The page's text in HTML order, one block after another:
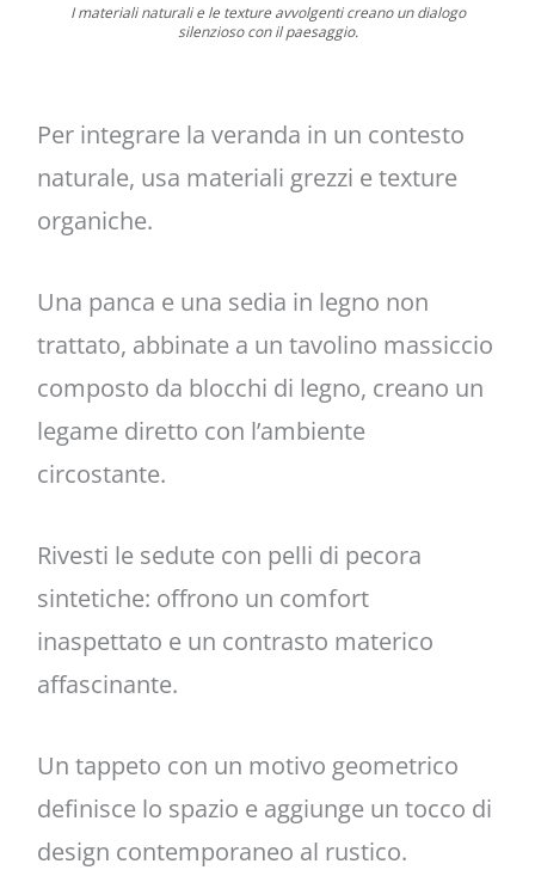
I materiali naturali e le texture avvolgenti creano un dialogo
silenzioso con il paesaggio.
Per integrare la veranda in un contesto
naturale, usa materiali grezzi e texture
organiche.
Una panca e una sedia in legno non
trattato, abbinate a un tavolino massiccio
composto da blocchi di legno, creano un
legame diretto con l’ambiente
circostante.
Rivesti le sedute con pelli di pecora
sintetiche: offrono un comfort
inaspettato e un contrasto materico
affascinante.
Un tappeto con un motivo geometrico
definisce lo spazio e aggiunge un tocco di
design contemporaneo al rustico.